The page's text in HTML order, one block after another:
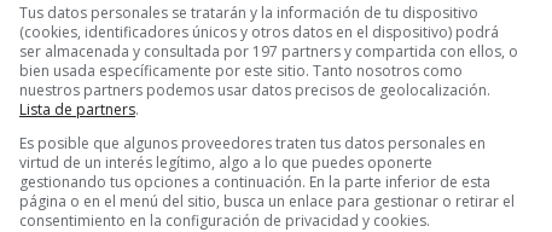
de Ricky Rubio al Barça
los anteriores duelos que ha jugado frente al Baskona tanto en
Ricky Rubio. El genial base nacido en El Masnou, que el
Tus datos personales se tratarán y la información de tu dispositivo
(cookies, identificadores únicos y otros datos en el dispositivo) podrá
ser almacenada y consultada por 197 partners y compartida con ellos, o
bien usada específicamente por este sitio. Tanto nosotros como
nuestros partners podemos usar datos precisos de geolocalización.
Lista de partners.
Es posible que algunos proveedores traten tus datos personales en
virtud de un interés legítimo, algo a lo que puedes oponerte
gestionando tus opciones a continuación. En la parte inferior de esta
página o en el menú del sitio, busca un enlace para gestionar o retirar el
consentimiento en la configuración de privacidad y cookies.